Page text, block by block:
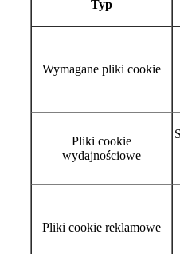
Typ
Wymagane pliki cookie
Pliki cookie
wydajnościowe
Pliki cookie reklamowe